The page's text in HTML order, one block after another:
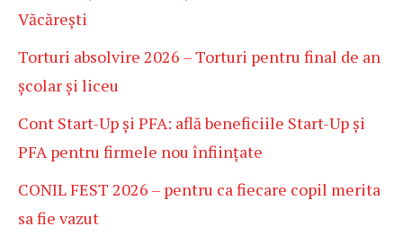
Văcărești
Torturi absolvire 2026 – Torturi pentru final de an
școlar și liceu
Cont Start-Up și PFA: află beneficiile Start-Up și
PFA pentru firmele nou înființate
CONIL FEST 2026 – pentru ca fiecare copil merita
sa fie vazut